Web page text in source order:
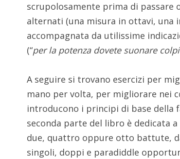
scrupolosamente prima di passare
alternati (una misura in ottavi, una
accompagnata da utilissime
(“per la potenza dovete suonare
A seguire si trovano esercizi per
mano per volta, per migliorare nei
introducono i principi di base della
seconda parte del libro è dedicata
due, quattro oppure otto battute,
singoli, doppi e paradiddle